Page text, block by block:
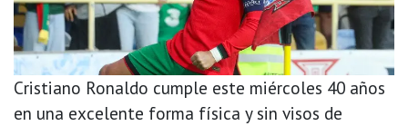
Cristiano Ronaldo cumple este miércoles 40 años
en una excelente forma física y sin visos de